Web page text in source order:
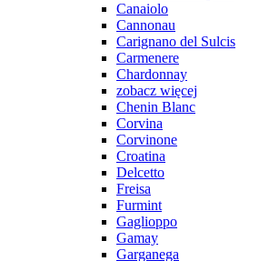
Canaiolo
Cannonau
Carignano del Sulcis
Carmenere
Chardonnay
zobacz więcej
Chenin Blanc
Corvina
Corvinone
Croatina
Delcetto
Freisa
Furmint
Gaglioppo
Gamay
Garganega